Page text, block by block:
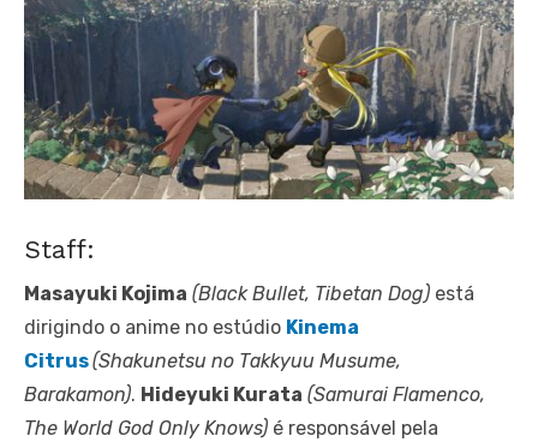
Staff:
Masayuki Kojima (Black Bullet, Tibetan Dog) está
dirigindo o anime no estúdio Kinema
Citrus(Shakunetsu no Takkyuu Musume,
Barakamon). Hideyuki Kurata (Samurai Flamenco,
The World God Only Knows) é responsável pela